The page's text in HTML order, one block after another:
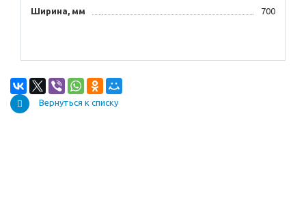
Ширина, мм 700
Вернуться к списку